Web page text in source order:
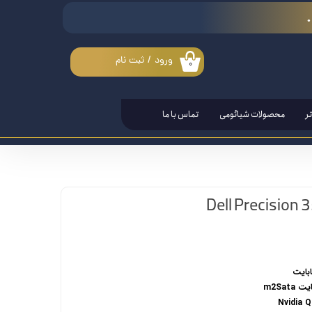
۰ ورود / ثبت نام
تغییر گذر واژه
سفارشات
محصولات شیائومی تماس با ما
Nvidia